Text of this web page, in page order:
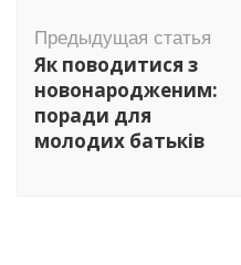
по
записям
Предыдущая статья
Як поводитися з
новонародженим:
поради для
молодих батьків